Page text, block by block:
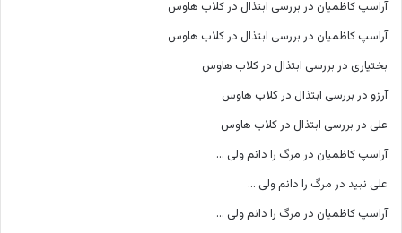
آراسپ کاظمیان در بررسی ابتذال در کلاب هاوس
آراسپ کاظمیان در بررسی ابتذال در کلاب هاوس
بختیاری در بررسی ابتذال در کلاب هاوس
آرزو در بررسی ابتذال در کلاب هاوس
علی در بررسی ابتذال در کلاب هاوس
آراسپ کاظمیان در مرگ را دانم ولی …
علی نبید در مرگ را دانم ولی …
آراسپ کاظمیان در مرگ را دانم ولی …